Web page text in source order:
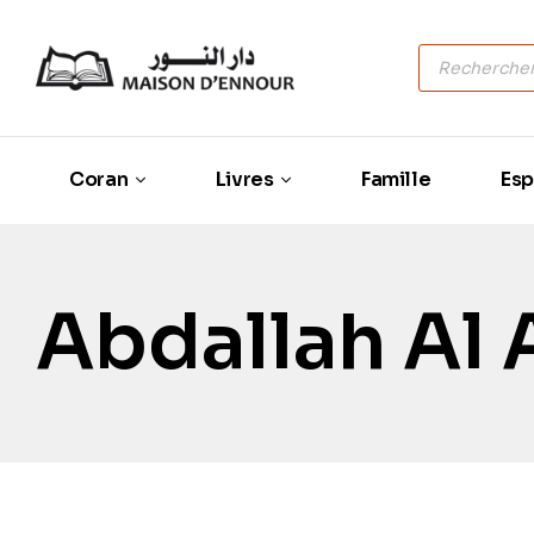
Coran Livres Famille
Abdallah Al